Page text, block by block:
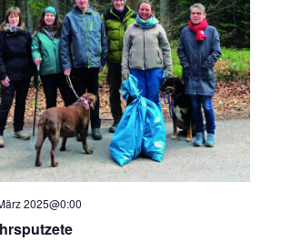
2025@0:00